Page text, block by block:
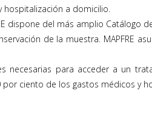
hospitalización a domicilio.
dispone del más amplio Catálogo
de la muestra. MAPFRE
necesarias para acceder a un
ciento de los gastos médicos y